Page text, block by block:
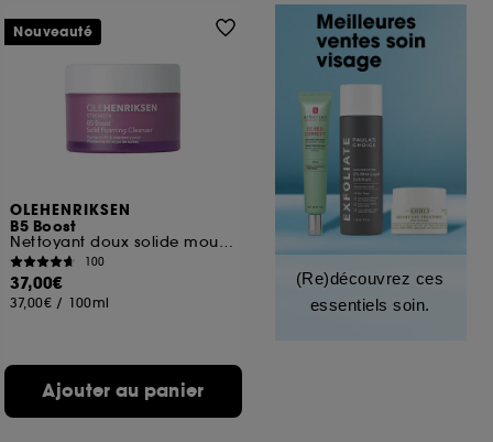
OLEHENRIKSEN
B5 Boost
Nettoyant doux solide moussant hydratant
100
37,00€
37,00€ / 100ml
Ajouter au panier
Nouveauté
(Re)découvrez ces
essentiels soin.